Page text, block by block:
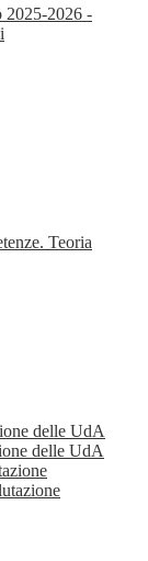
2025-2026 -
Teoria
delle UdA
delle UdA